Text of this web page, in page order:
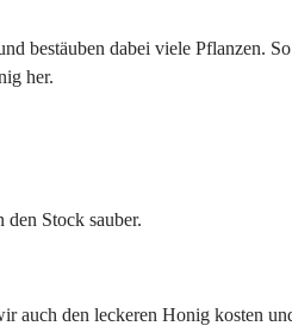
bestäuben dabei viele Pflanzen. So
her.
Stock sauber.
auch den leckeren Honig kosten